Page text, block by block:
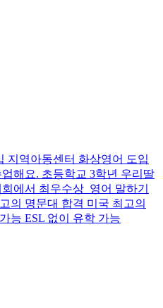
지역아동센터 화상영어 도입
초등학교 3학년 우리딸
영어 말하기
미국 최고의
ESL 없이 유학 가능